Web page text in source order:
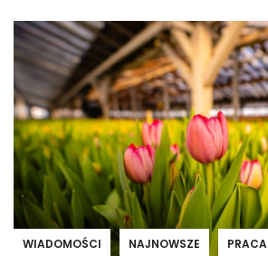
WIADOMOŚCI NAJNOWSZE PRACA